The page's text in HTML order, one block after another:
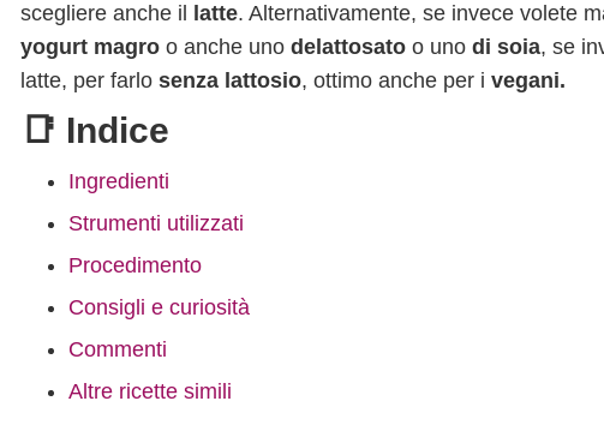
scegliere anche il
latte. Alternativamente, se invece volete
yogurt magro o anche uno delattosato o uno di soia, se
latte, per farlo senza lattosio, ottimo anche per i vegani.
📑 Indice
Ingredienti
Strumenti utilizzati
Procedimento
Consigli e curiosità
Commenti
Altre ricette simili